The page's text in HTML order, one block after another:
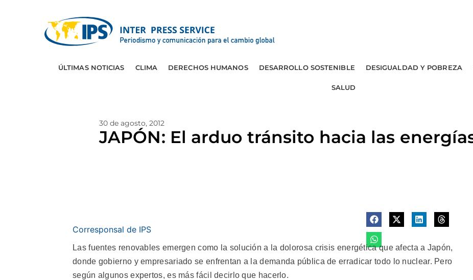
ÚLTIMAS NOTICIAS CLIMA DERECHOS HUMANOS DESARROLLO SOSTENIBLE DESIGUALDAD Y POBREZA
SALUD
30 de agosto, 2012
JAPÓN: El arduo tránsito hacia las
Corresponsal de IPS
Las fuentes renovables emergen como la solución a la dolorosa crisis energética que afecta a Japón,
donde gobierno y empresariado se enfrentan a la demanda pública de erradicar todo lo nuclear. Pero
según algunos expertos, es más fácil decirlo que hacerlo.